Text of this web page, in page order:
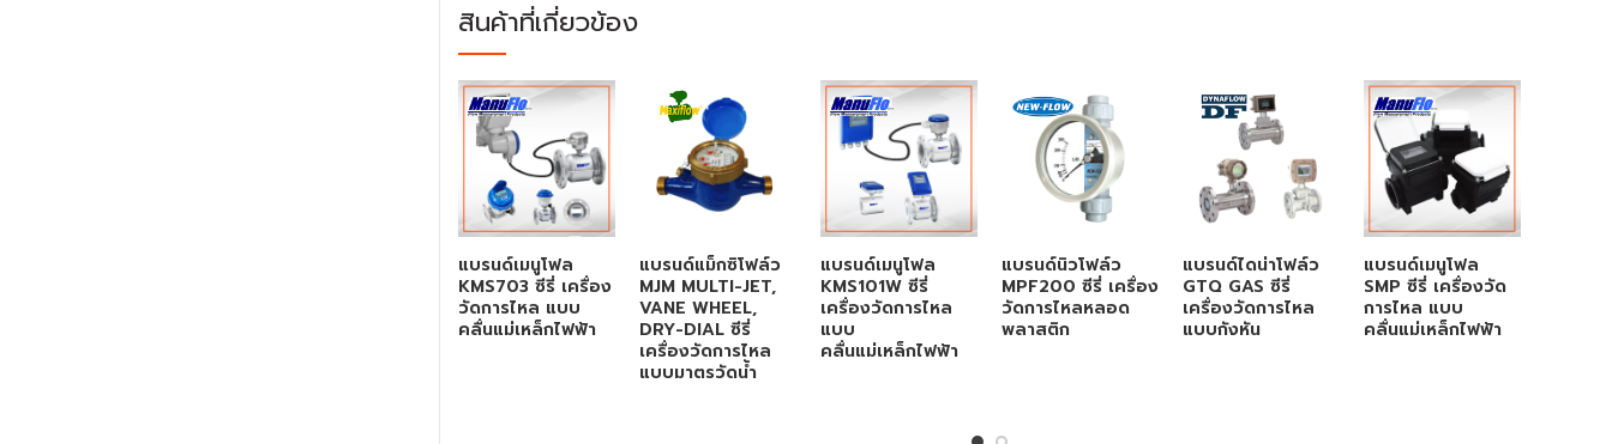
สินค้าที่เกี่ยวข้อง
แบรนด์เมนูโฟล
KMS703 ซีรี่ เครื่อง
วัดการไหล แบบ
คลื่นแม่เหล็กไฟฟ้า
แบรนด์แม็กซิโฟล์ว
MJM MULTI-JET,
VANE WHEEL,
DRY-DIAL ซีรี่
เครื่องวัดการไหล
แบบมาตรวัดน้ำ
แบรนด์เมนูโฟล
KMS101W ซีรี่
เครื่องวัดการไหล
แบบ
คลื่นแม่เหล็กไฟฟ้า
แบรนด์นิวโฟล์ว
MPF200 ซีรี่ เครื่อง
วัดการไหลหลอด
พลาสติก
แบรนด์ไดน่าโฟล์ว
GTQ GAS ซีรี่
เครื่องวัดการไหล
แบบกังหัน
แบรนด์เมนูโฟล
SMP ซีรี่ เครื่องวัด
การไหล แบบ
คลื่นแม่เหล็กไฟฟ้า